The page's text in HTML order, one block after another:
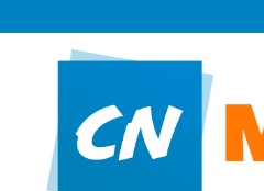
CN
Une vie nouvelle